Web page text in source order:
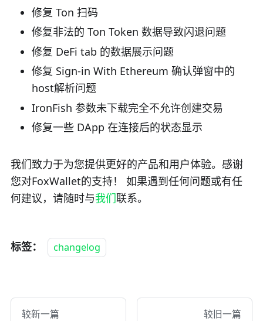
修复 Ton 扫码
修复非法的 Ton Token 数据导致闪退问题
修复 DeFi tab 的数据展示问题
修复 Sign-in With Ethereum 确认弹窗中的
host解析问题
IronFish 参数未下载完全不允许创建交易
修复一些 DApp 在连接后的状态显示
我们致力于为您提供更好的产品和用户体验。感谢
您对FoxWallet的支持！ 如果遇到任何问题或有任
何建议，请随时与我们联系。
标签： changelog
较新一篇 较旧一篇